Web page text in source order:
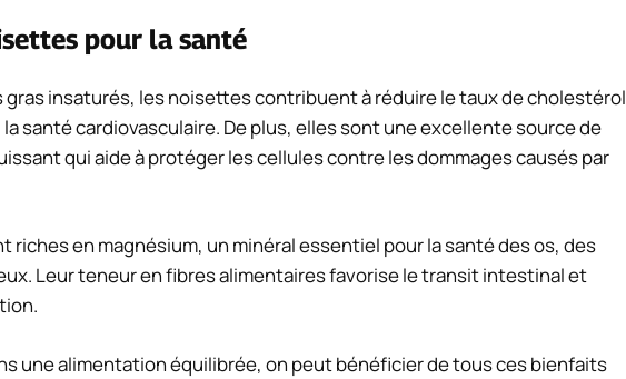
pour la santé
gras insaturés, les noisettes contribuent à réduire le taux de cholestérol
santé cardiovasculaire. De plus, elles sont une excellente source de
qui aide à protéger les cellules contre les dommages causés par
riches en magnésium, un minéral essentiel pour la santé des os, des
Leur teneur en fibres alimentaires favorise le transit intestinal et
une alimentation équilibrée, on peut bénéficier de tous ces bienfaits